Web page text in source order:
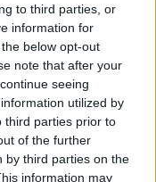
to third parties, or
information for
below opt-out
note that after your
seeing
utilized by
third parties prior to
of the further
by third parties on the
information may
centro
duomenimis,
generalinis
užsiminė, kad
– galimas